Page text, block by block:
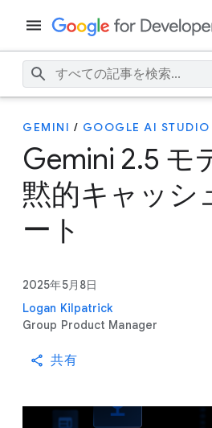
GEMINI / GOOGLE AI STUDIO
Gemini 2.5 モ
黙的キャッシ
ート
2025年5月8日
Logan Kilpatrick
Group Product Manager
共有